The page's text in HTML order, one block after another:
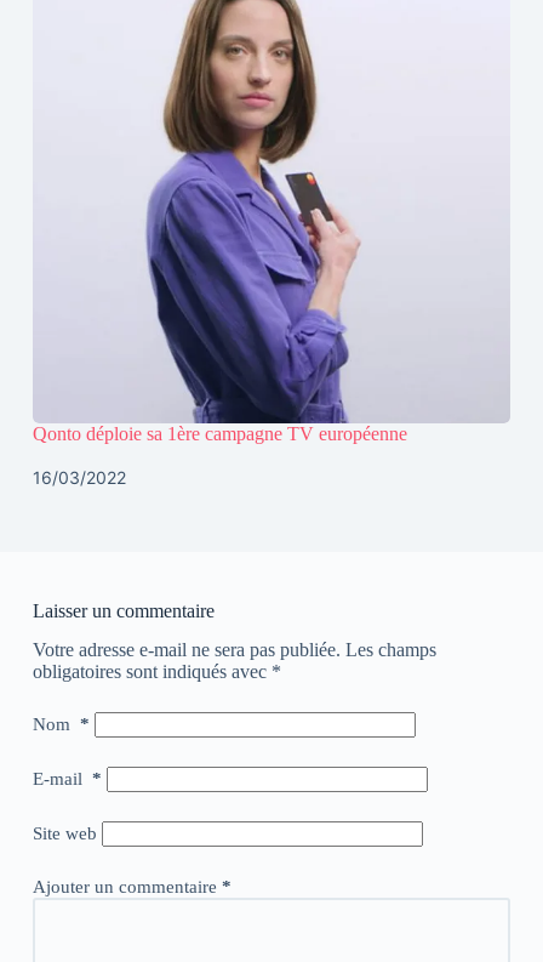
Qonto déploie sa 1ère campagne TV européenne
16/03/2022
Laisser un commentaire
Votre adresse e-mail ne sera pas publiée. Les champs
obligatoires sont indiqués avec *
Nom *
E-mail *
Site web
Ajouter un commentaire *